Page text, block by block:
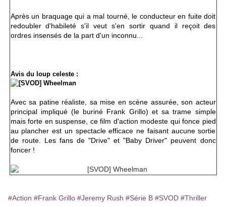
Après un braquage qui a mal tourné, le conducteur en fuite doit
redoubler d'habileté s'il veut s'en sortir quand il reçoit des
ordres insensés de la part d'un inconnu...
Avis du loup celeste :
Avec sa patine réaliste, sa mise en scène assurée, son acteur
principal impliqué (le buriné Frank Grillo) et sa trame simple
mais forte en suspense, ce film d'action modeste qui fonce pied
au plancher est un spectacle efficace ne faisant aucune sortie
de route. Les fans de "Drive" et "Baby Driver" peuvent donc
foncer !
#Action #Frank Grillo #Jeremy Rush #Série B #SVOD #Thriller